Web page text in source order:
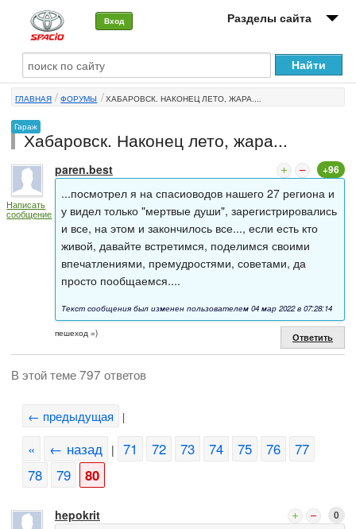
Вход Разделы сайта
О машине
Автоклуб
Форумы
Сервисы и услуги
Новости
ГЛАВНАЯ ФОРУМЫ ХАБАРОВСК. НАКОНЕЦ ЛЕТО, ЖАРА....
Гараж
Хабаровск. Наконец лето, жара...
Написать
сообщение
paren.best +96
...посмотрел я на спасиоводов нашего 27 региона и
у видел только "мертвые души", зарегистрировались
и все, на этом и закончилось все..., если есть кто
живой, давайте встретимся, поделимся своими
впечатлениями, премудростями, советами, да
просто пообщаемся....
Текст сообщения был изменен пользователем 04 мар 2022 в 07:28:14
пешеход =) Ответить
В этой теме 797 ответов
← предыдущая |
« ← назад | 71 72 73 74 75 76
77
78
79 80
hepokrit 0